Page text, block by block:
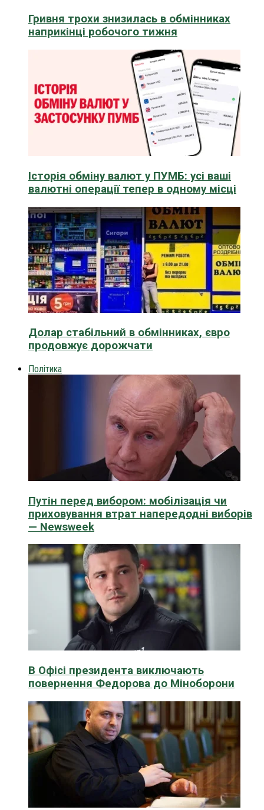
Гривня трохи знизилась в обмінниках
наприкінці робочого тижня
Історія обміну валют у ПУМБ: усі ваші
валютні операції тепер в одному місці
Долар стабільний в обмінниках, євро
продовжує дорожчати
Політика
Путін перед вибором: мобілізація чи
приховування втрат напередодні виборів
— Newsweek
В Офісі президента виключають
повернення Федорова до Міноборони